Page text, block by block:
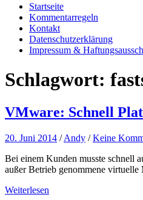
Startseite
Kommentarregeln
Kontakt
Datenschutzerklärung
Impressum &
Schlagwort:
VMware: Schnell
20. Juni 2014 /Andy /Keine
Bei einem Kunden musste schnell
außer Betrieb genommene virtuelle
Weiterlesen